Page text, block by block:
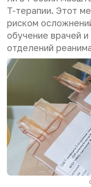
T-терапии. Этот
риском
обучение врачей
отделений